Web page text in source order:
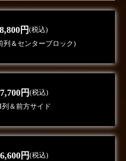
円 (税込)
＆センターブロック)
円 (税込)
＆前方サイド
円 (税込)